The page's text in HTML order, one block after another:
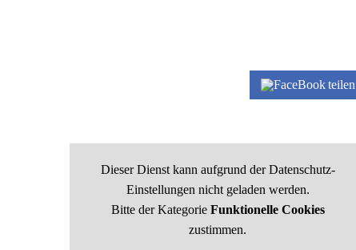
teilen
Dieser Dienst kann aufgrund der Datenschutz-
Einstellungen nicht geladen werden.
Bitte der Kategorie Funktionelle Cookies
zustimmen.